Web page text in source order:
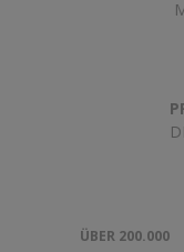
ÜBER 200.000